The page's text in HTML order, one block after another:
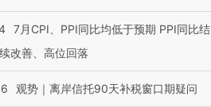
7月CPI、PPI同比均低于预期 PPI同比结
改善、高位回落
观势｜离岸信托90天补税窗口期疑问